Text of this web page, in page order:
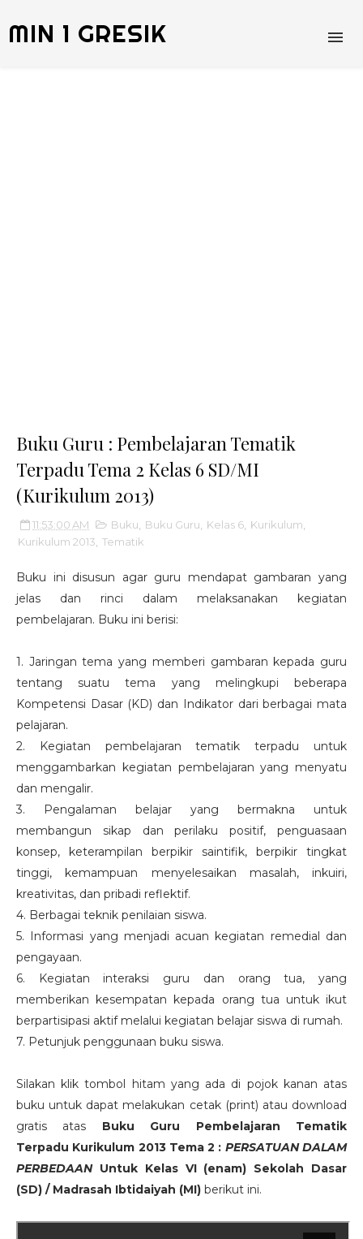
MIN 1 GRESIK
Buku Guru : Pembelajaran Tematik
Terpadu Tema 2 Kelas 6 SD/MI
(Kurikulum 2013)
11:53:00 AM Buku Buku Guru Kelas 6 Kurikulum
Kurikulum 2013 Tematik
Buku ini disusun agar guru mendapat gambaran yang
jelas dan rinci dalam melaksanakan kegiatan
pembelajaran. Buku ini berisi:
1. Jaringan tema yang memberi gambaran kepada guru
tentang suatu tema yang melingkupi beberapa
Kompetensi Dasar (KD) dan Indikator dari berbagai mata
pelajaran.
2. Kegiatan pembelajaran tematik terpadu untuk
menggambarkan kegiatan pembelajaran yang menyatu
dan mengalir.
3. Pengalaman belajar yang bermakna untuk
membangun sikap dan perilaku positif, penguasaan
konsep, keterampilan berpikir saintifik, berpikir tingkat
tinggi, kemampuan menyelesaikan masalah, inkuiri,
kreativitas, dan pribadi reflektif.
4. Berbagai teknik penilaian siswa.
5. Informasi yang menjadi acuan kegiatan remedial dan
pengayaan.
6. Kegiatan interaksi guru dan orang tua, yang
memberikan kesempatan kepada orang tua untuk ikut
berpartisipasi aktif melalui kegiatan belajar siswa di rumah.
7. Petunjuk penggunaan buku siswa.
Silakan klik tombol hitam yang ada di pojok kanan atas
buku untuk dapat melakukan cetak (print) atau download
gratis atas Buku Guru Pembelajaran Tematik
Terpadu Kurikulum 2013 Tema 2 : PERSATUAN DALAM
PERBEDAANUntuk Kelas VI (enam) Sekolah Dasar
(SD) / Madrasah Ibtidaiyah (MI) berikut ini.